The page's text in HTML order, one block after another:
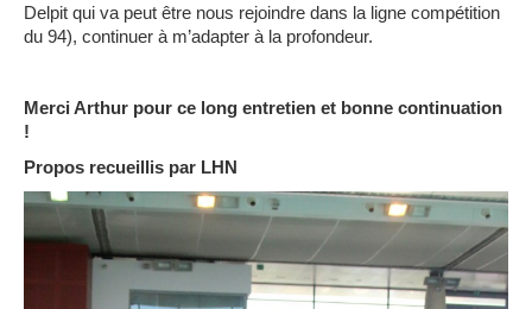
Delpit qui va peut être nous rejoindre dans la ligne compétition
du 94), continuer à m’adapter à la profondeur.
Merci Arthur pour ce long entretien et bonne continuation
!
Propos recueillis par LHN